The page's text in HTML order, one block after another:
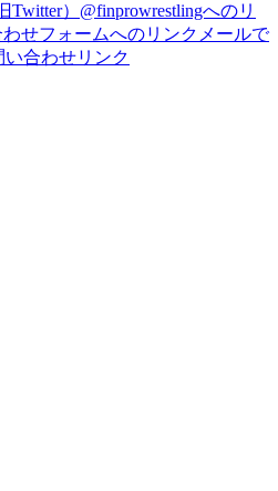
Twitter）@finprowrestlingへのリ
せフォームへのリンク メールで
合わせリンク